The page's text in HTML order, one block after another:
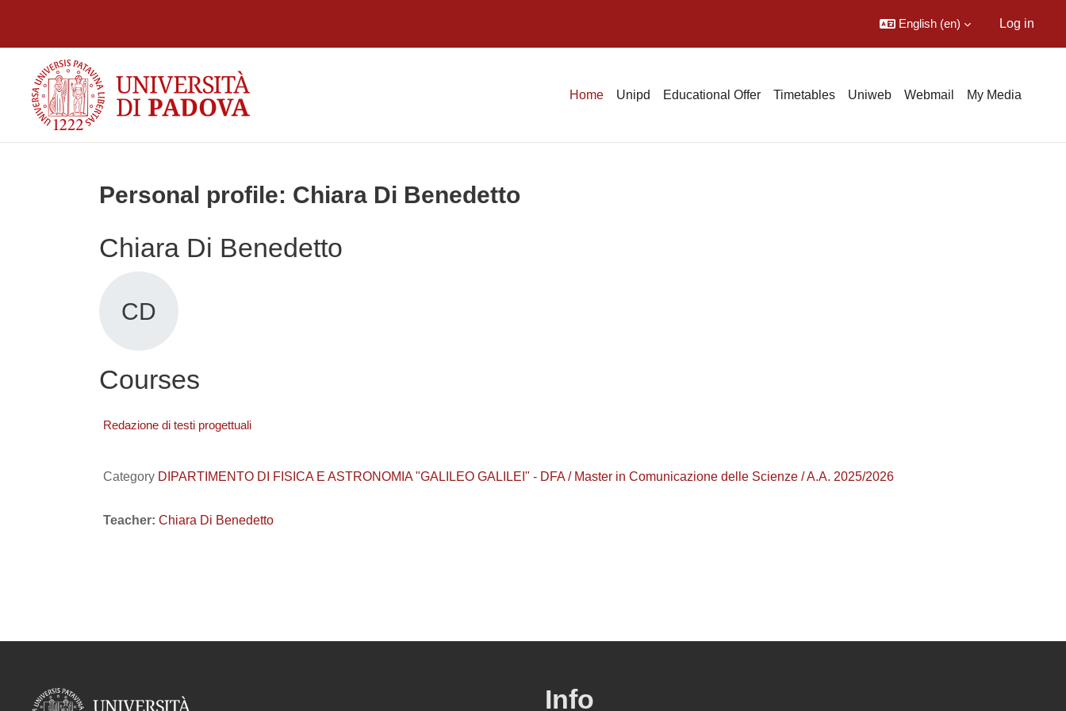
English ‎(en)‎ Log in
Home Unipd Educational Offer Timetables Uniweb Webmail My Media
Personal profile: Chiara Di Benedetto
Chiara Di Benedetto
CD
Courses
Redazione di testi progettuali
Category DIPARTIMENTO DI FISICA E ASTRONOMIA "GALILEO GALILEI" - DFA / Master in Comunicazione delle Scienze / A.A. 2025/2026
Teacher: Chiara Di Benedetto
Info